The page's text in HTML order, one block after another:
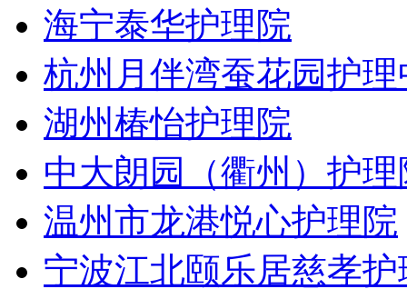
海宁泰华护理院
杭州月伴湾蚕花园护理
湖州椿怡护理院
中大朗园（衢州）护理
温州市龙港悦心护理院
宁波江北颐乐居慈孝护